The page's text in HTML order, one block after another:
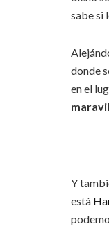
sabe si
donde
en el
Y
está